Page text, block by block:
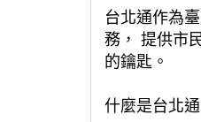
台北通作為
務， 提供市
的鑰匙。
什麼是台北通